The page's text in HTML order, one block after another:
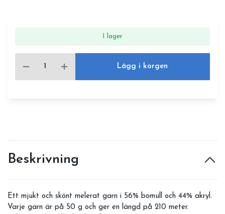
I lager
Lägg i korgen
Beskrivning
Ett mjukt och skönt melerat garn i 56% bomull och 44% akryl.
Varje garn är på 50 g och ger en längd på 210 meter.